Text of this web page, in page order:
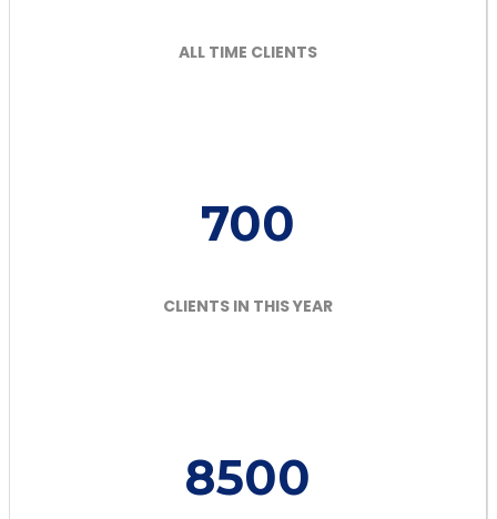
ALL TIME CLIENTS
700
CLIENTS IN THIS YEAR
8500